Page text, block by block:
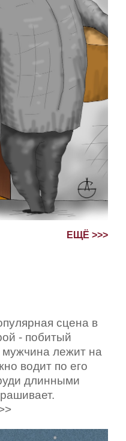
ЕЩЁ >>>
сцена в
- побитый
лежит на
водит по его
длинными